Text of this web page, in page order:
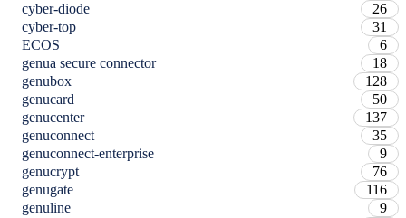
cyber-diode
26
cyber-top
31
ECOS
6
genua secure connector
18
genubox
128
genucard
50
genucenter
137
genuconnect
35
genuconnect-enterprise
9
genucrypt
76
genugate
116
genuline
9